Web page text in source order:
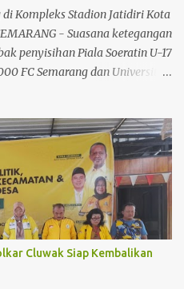
Larangan Jual LKS Dinilai
di Kompleks Stadion Jatidiri Kota
- Suasana ketegangan
penyisihan Piala Soeratin U-17
FC Semarang dan Universitas
terlibat dalam insiden
Semarang dijatuhi sanksi
kericuhan. Lakeisha Rafie
hukuman skorsing satu
tindakan kekerasan berupa
memicu kericuhan di
Prasetya dijatuhi hukuman
Selain itu, dikenai
terbukti melakukan provokasi
Cluwak Siap Kembalikan